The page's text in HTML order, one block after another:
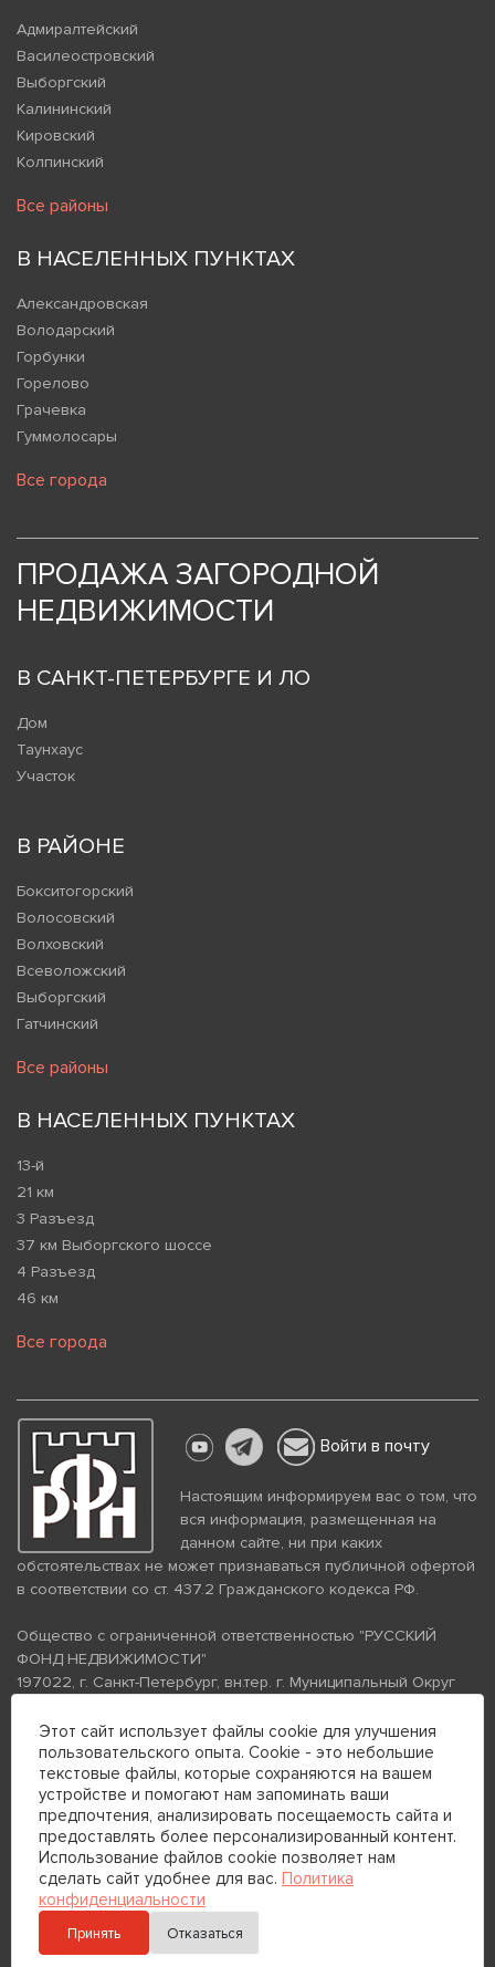
Адмиралтейский
Василеостровский
Выборгский
Калининский
Кировский
Колпинский
Все районы
В НАСЕЛЕННЫХ ПУНКТАХ
Александровская
Володарский
Горбунки
Горелово
Грачевка
Гуммолосары
Все города
ПРОДАЖА ЗАГОРОДНОЙ
НЕДВИЖИМОСТИ
В САНКТ-ПЕТЕРБУРГЕ И ЛО
Дом
Таунхаус
Участок
В РАЙОНЕ
Бокситогорский
Волосовский
Волховский
Всеволожский
Выборгский
Гатчинский
Все районы
В НАСЕЛЕННЫХ ПУНКТАХ
13-й
21 км
3 Разъезд
37 км Выборгского шоссе
4 Разъезд
46 км
Все города
Войти в почту
Настоящим информируем вас о том, что
вся информация, размещенная на
данном сайте, ни при каких
обстоятельствах не может признаваться публичной офертой
в соответствии со ст. 437.2 Гражданского кодекса РФ.
Общество с ограниченной ответственностью "РУССКИЙ
ФОНД НЕДВИЖИМОСТИ"
197022, г. Санкт-Петербург, вн.тер. г. Муниципальный Округ
помещение 26Н, комната 103
ИНН 7813672570 КПП 781301001 ОГРН 1237800058870
Политика конфиденциальности
Политика обработки
персональных данных
Телефон для связи:
+7 (812) 200-99-98
+7 (812) 200-88-89
Этот сайт использует файлы cookie для улучшения
пользовательского опыта. Cookie - это небольшие
текстовые файлы, которые сохраняются на вашем
устройстве и помогают нам запоминать ваши
предпочтения, анализировать посещаемость сайта и
предоставлять более персонализированный контент.
Использование файлов cookie позволяет нам
сделать сайт удобнее для вас. Политика
конфиденциальности
Принять Отказаться